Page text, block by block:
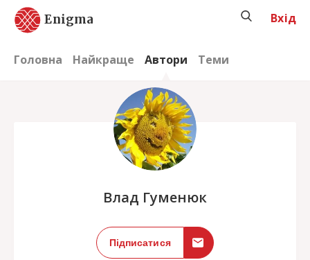
Enigma
Головна Найкраще Автори Теми
Вхід
Влад Гуменюк
Підписатися